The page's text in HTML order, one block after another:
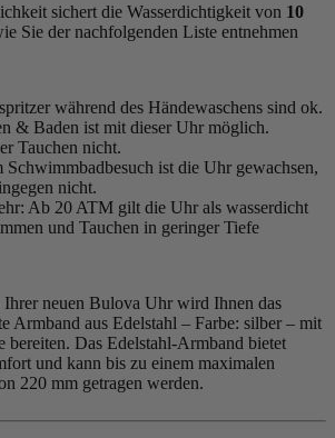
sichert die Wasserdichtigkeit von 10
Sie der nachfolgenden Liste entnehmen
während des Händewaschens sind ok.
& Baden ist mit dieser Uhr möglich.
Tauchen nicht.
ist die Uhr gewachsen,
nicht.
Ab 20 ATM gilt die Uhr als wasserdicht
und Tauchen in geringer Tiefe
Ihrer neuen Bulova Uhr wird Ihnen das
Armband aus Edelstahl – Farbe: silber – mit
bereiten. Das Edelstahl-Armband bietet
und kann bis zu einem maximalen
220 mm getragen werden.